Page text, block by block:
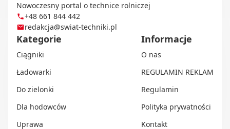
Nowoczesny portal o technice rolniczej
+48 661 844 442
redakcja@swiat-techniki.pl
Kategorie
Ciągniki
Ładowarki
Do zielonki
Dla hodowców
Uprawa
Informacje
O nas
REGULAMIN REKLAM
Regulamin
Polityka prywatności
Kontakt